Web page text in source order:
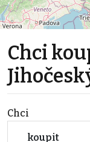
Chci
Chci
koupit